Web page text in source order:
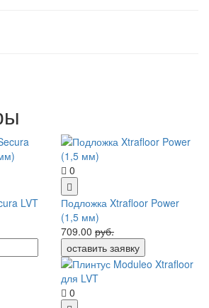
LVT
0
Подложка Xtrafloor Power
(1,5 мм)
709.00 руб.
оставить заявку
0